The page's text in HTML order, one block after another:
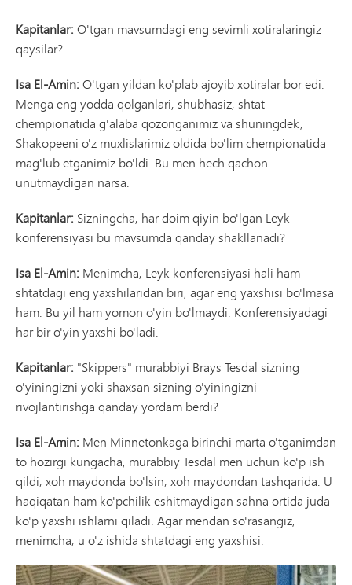
Kapitanlar: O'tgan mavsumdagi eng sevimli xotiralaringiz
qaysilar?
Isa El-Amin: O'tgan yildan ko'plab ajoyib xotiralar bor edi.
Menga eng yodda qolganlari, shubhasiz, shtat
chempionatida g'alaba qozonganimiz va shuningdek,
Shakopeeni o'z muxlislarimiz oldida bo'lim chempionatida
mag'lub etganimiz bo'ldi. Bu men hech qachon
unutmaydigan narsa.
Kapitanlar: Sizningcha, har doim qiyin bo'lgan Leyk
konferensiyasi bu mavsumda qanday shakllanadi?
Isa El-Amin: Menimcha, Leyk konferensiyasi hali ham
shtatdagi eng yaxshilaridan biri, agar eng yaxshisi bo'lmasa
ham. Bu yil ham yomon o'yin bo'lmaydi. Konferensiyadagi
har bir o'yin yaxshi bo'ladi.
Kapitanlar: "Skippers" murabbiyi Brays Tesdal sizning
o'yiningizni yoki shaxsan sizning o'yiningizni
rivojlantirishga qanday yordam berdi?
Isa El-Amin: Men Minnetonkaga birinchi marta o'tganimdan
to hozirgi kungacha, murabbiy Tesdal men uchun ko'p ish
qildi, xoh maydonda bo'lsin, xoh maydondan tashqarida. U
haqiqatan ham ko'pchilik eshitmaydigan sahna ortida juda
ko'p yaxshi ishlarni qiladi. Agar mendan so'rasangiz,
menimcha, u o'z ishida shtatdagi eng yaxshisi.